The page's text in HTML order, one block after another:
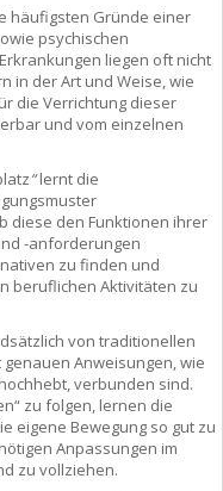
häufigsten Gründe einer
psychischen
liegen oft nicht
in der Art und Weise, wie
die Verrichtung dieser
und vom einzelnen
“lernt die
diese den Funktionen ihrer
-anforderungen
zu finden und
beruflichen Aktivitäten zu
von traditionellen
Anweisungen, wie
verbunden sind.
zu folgen, lernen die
eigene Bewegung so gut zu
Anpassungen im
zu vollziehen.